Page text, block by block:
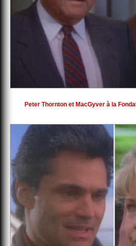
Peter Thornton et MacGyver à la